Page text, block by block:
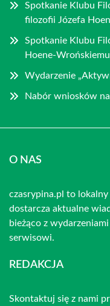
Spotkanie Klubu
filozofii Józefa
Spotkanie Klubu
Hoene-Wrońskiemu
Wydarzenie
Nabór wniosków
O NAS
czasrypina.pl to
dostarcza aktualne
bieżąco z
serwisowi.
REDAKCJA
Skontaktuj się z nami